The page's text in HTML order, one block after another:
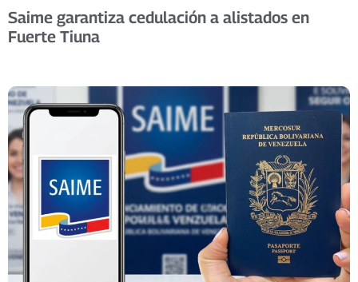
Saime garantiza cedulación a alistados en
Fuerte Tiuna